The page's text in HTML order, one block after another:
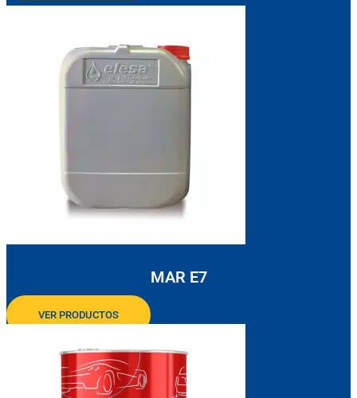
MAR E7
VER PRODUCTOS